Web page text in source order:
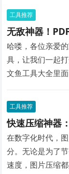
工具推荐
无敌神器！
哈喽，各位亲爱
具，让我们一起
文鱼工具大全里
效率瞬间提升！
工具推荐
快速压缩神器
在数字化时代，
分。无论是为了
速度，图片压缩